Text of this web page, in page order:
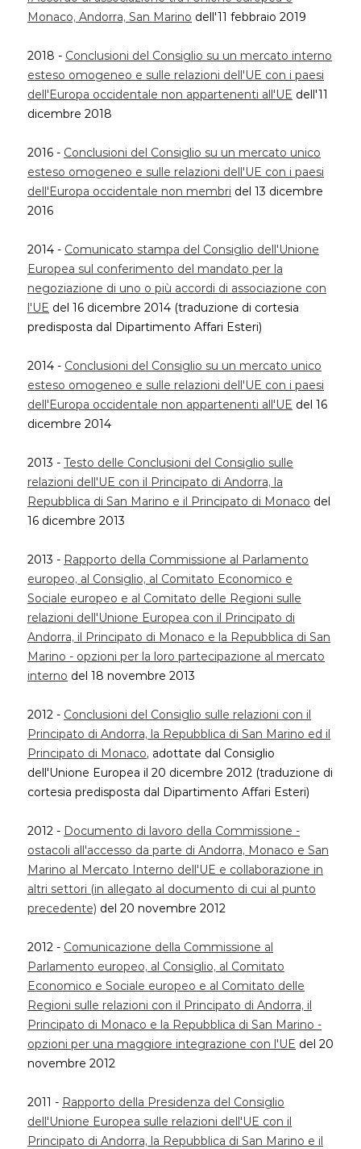
Monaco, Andorra, San Marino dell'11 febbraio 2019
2018 - Conclusioni del Consiglio su un mercato interno
esteso omogeneo e sulle relazioni dell'UE con i paesi
dell'Europa occidentale non appartenenti all'UE dell'11
dicembre 2018
2016 - Conclusioni del Consiglio su un mercato unico
esteso omogeneo e sulle relazioni dell'UE con i paesi
dell'Europa occidentale non membri del 13 dicembre
2016
2014 - Comunicato stampa del Consiglio dell'Unione
Europea sul conferimento del mandato per la
negoziazione di uno o più accordi di associazione con
l'UE del 16 dicembre 2014 (traduzione di cortesia
predisposta dal Dipartimento Affari Esteri)
2014 - Conclusioni del Consiglio su un mercato unico
esteso omogeneo e sulle relazioni dell'UE con i paesi
dell'Europa occidentale non appartenenti all'UE del 16
dicembre 2014
2013 - Testo delle Conclusioni del Consiglio sulle
relazioni dell'UE con il Principato di Andorra, la
Repubblica di San Marino e il Principato di Monaco del
16 dicembre 2013
2013 - Rapporto della Commissione al Parlamento
europeo, al Consiglio, al Comitato Economico e
Sociale europeo e al Comitato delle Regioni sulle
relazioni dell'Unione Europea con il Principato di
Andorra, il Principato di Monaco e la Repubblica di San
Marino - opzioni per la loro partecipazione al mercato
interno del 18 novembre 2013
2012 - Conclusioni del Consiglio sulle relazioni con il
Principato di Andorra, la Repubblica di San Marino ed il
Principato di Monaco, adottate dal Consiglio
dell'Unione Europea il 20 dicembre 2012 (traduzione di
cortesia predisposta dal Dipartimento Affari Esteri)
2012 - Documento di lavoro della Commissione -
ostacoli all'accesso da parte di Andorra, Monaco e San
Marino al Mercato Interno dell'UE e collaborazione in
altri settori (in allegato al documento di cui al punto
precedente) del 20 novembre 2012
2012 - Comunicazione della Commissione al
Parlamento europeo, al Consiglio, al Comitato
Economico e Sociale europeo e al Comitato delle
Regioni sulle relazioni con il Principato di Andorra, il
Principato di Monaco e la Repubblica di San Marino -
opzioni per una maggiore integrazione con l'UE del 20
novembre 2012
2011 - Rapporto della Presidenza del Consiglio
dell'Unione Europea sulle relazioni dell'UE con il
Principato di Andorra, la Repubblica di San Marino e il